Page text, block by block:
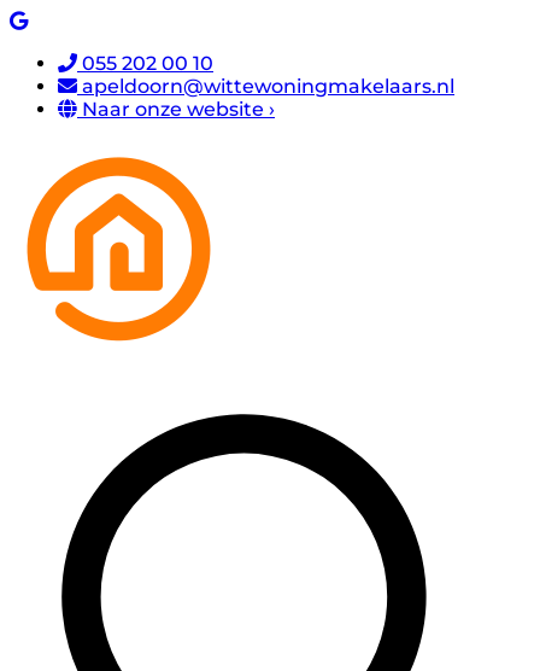
055 202 00 10
apeldoorn@wittewoningmakelaars.nl
Naar onze website ›